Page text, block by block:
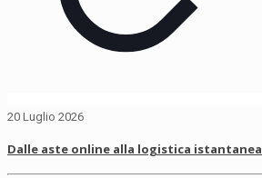
20 Luglio 2026
Dalle aste online alla logistica istantanea